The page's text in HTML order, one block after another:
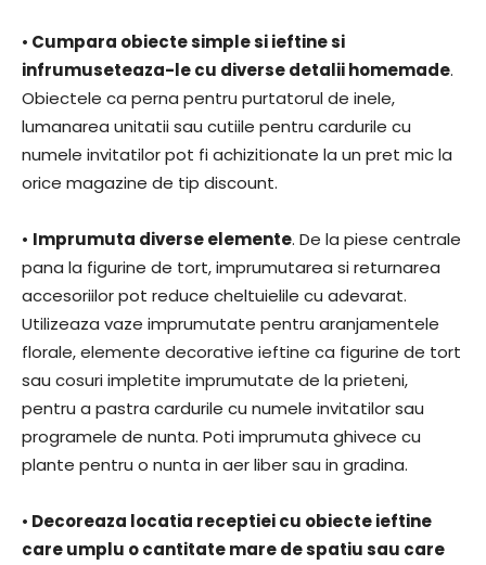
• Cumpara obiecte simple si ieftine si
infrumuseteaza-le cu diverse detalii homemade.
Obiectele ca perna pentru purtatorul de inele,
lumanarea unitatii sau cutiile pentru cardurile cu
numele invitatilor pot fi achizitionate la un pret mic la
orice magazine de tip discount.
• Imprumuta diverse elemente. De la piese centrale
pana la figurine de tort, imprumutarea si returnarea
accesoriilor pot reduce cheltuielile cu adevarat.
Utilizeaza vaze imprumutate pentru aranjamentele
florale, elemente decorative ieftine ca figurine de tort
sau cosuri impletite imprumutate de la prieteni,
pentru a pastra cardurile cu numele invitatilor sau
programele de nunta. Poti imprumuta ghivece cu
plante pentru o nunta in aer liber sau in gradina.
• Decoreaza locatia receptiei cu obiecte ieftine
care umplu o cantitate mare de spatiu sau care